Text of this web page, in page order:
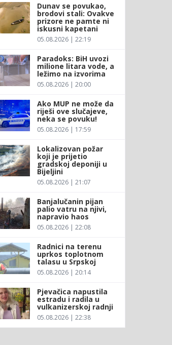
Dunav se povukao,
brodovi stali: Ovakve
prizore ne pamte ni
iskusni kapetani
05.08.2026 | 22:19
Paradoks: BiH uvozi
milione litara vode, a
ležimo na izvorima
05.08.2026 | 20:00
Ako MUP ne može da
riješi ove slučajeve,
neka se povuku!
05.08.2026 | 17:59
Lokalizovan požar
koji je prijetio
gradskoj deponiji u
Bijeljini
05.08.2026 | 21:07
Banjalučanin pijan
palio vatru na njivi,
napravio haos
05.08.2026 | 22:08
Radnici na terenu
uprkos toplotnom
talasu u Srpskoj
05.08.2026 | 20:14
Pjevačica napustila
estradu i radila u
vulkanizerskoj radnji
05.08.2026 | 22:38